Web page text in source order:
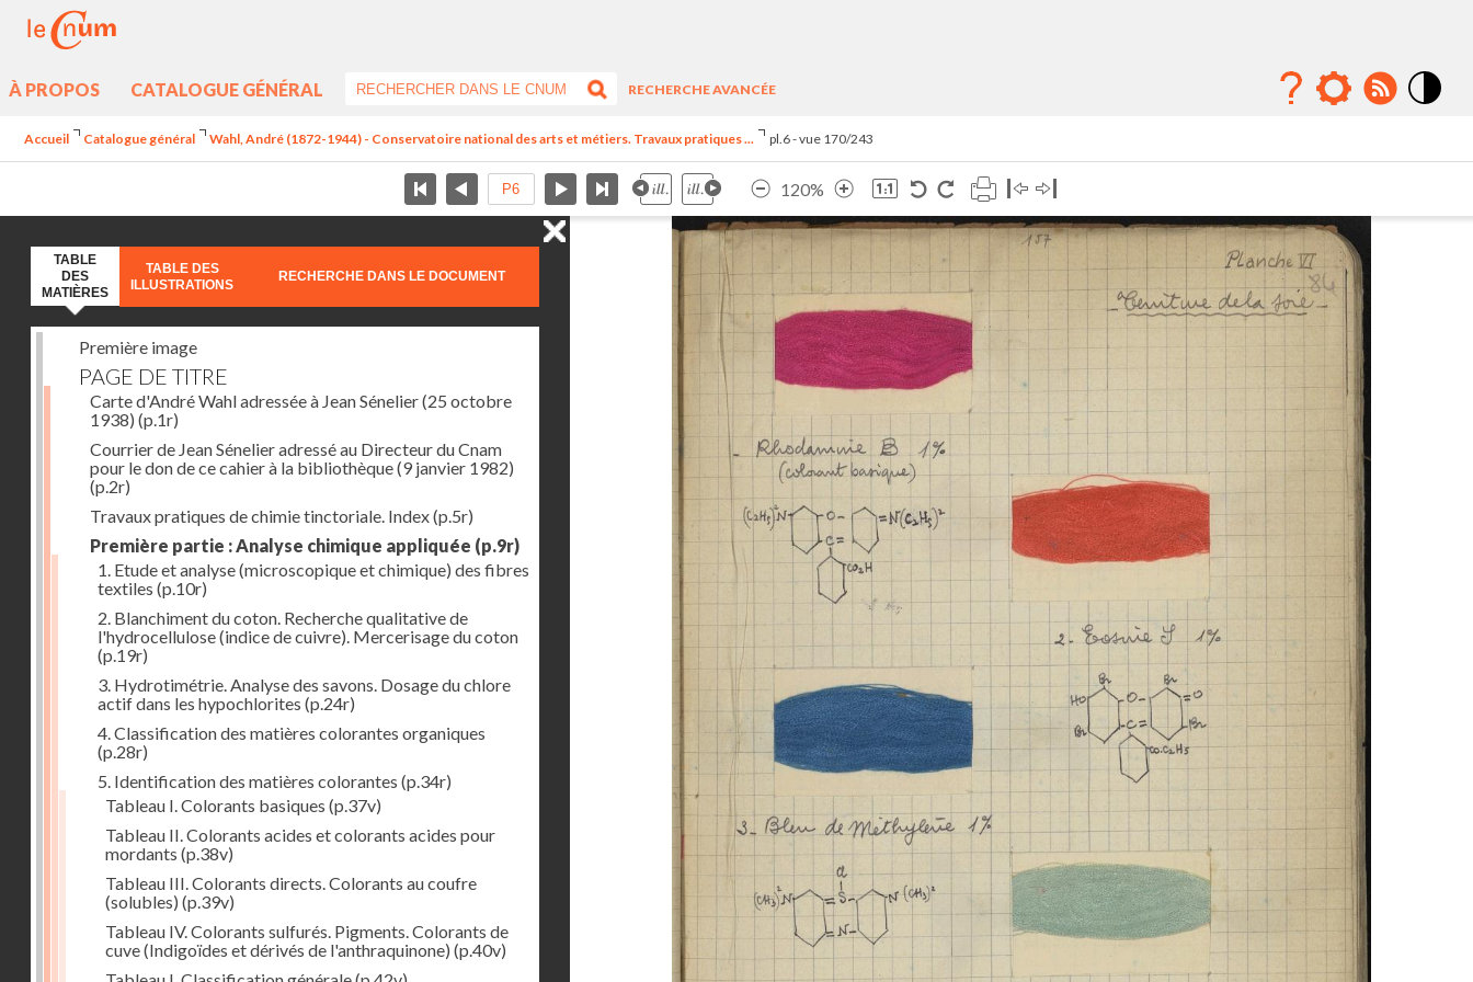
À PROPOS CATALOGUE GÉNÉRAL
RECHERCHE AVANCÉE
Accueil Catalogue général Wahl, André (1872-1944) - Conservatoire national des arts et métiers. Travaux pratiques ... pl.6 - vue 170/243
120%
TABLE
DES
MATIÈRES
TABLE DES
ILLUSTRATIONS
RECHERCHE DANS LE DOCUMENT
Première image
PAGE DE TITRE
Carte d'André Wahl adressée à Jean Sénelier (25 octobre
1938) (p.1r)
Courrier de Jean Sénelier adressé au Directeur du Cnam
pour le don de ce cahier à la bibliothèque (9 janvier 1982)
(p.2r)
Travaux pratiques de chimie tinctoriale. Index(p.5r)
Première partie : Analyse chimique appliquée (p.9r)
1. Etude et analyse (microscopique et chimique) des fibres
textiles (p.10r)
2. Blanchiment du coton. Recherche qualitative de
l'hydrocellulose (indice de cuivre). Mercerisage du coton
(p.19r)
3. Hydrotimétrie. Analyse des savons. Dosage du chlore
actif dans les hypochlorites (p.24r)
4. Classification des matières colorantes organiques
(p.28r)
5. Identification des matières colorantes (p.34r)
Tableau I. Colorants basiques (p.37v)
Tableau II. Colorants acides et colorants acides pour
mordants (p.38v)
Tableau III. Colorants directs. Colorants au coufre
(solubles) (p.39v)
Tableau IV. Colorants sulfurés. Pigments. Colorants de
cuve (Indigoïdes et dérivés de l'anthraquinone) (p.40v)